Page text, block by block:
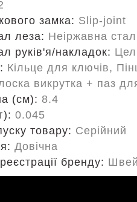
замка: Slip-joint
леза: Неіржавна
руків'я/накладок:
Кільце для ключів,
викрутка + паз
(cм): 8.4
0.045
товару: Серійний
Довічна
бренду: